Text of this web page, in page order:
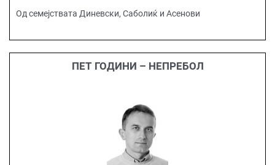
Од семејствата Диневски, Саболиќ и Асенови
ПЕТ ГОДИНИ – НЕПРЕБОЛ